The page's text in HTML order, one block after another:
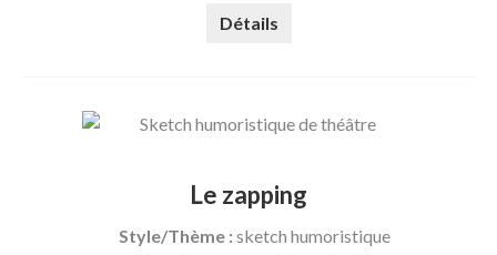
Détails
Le zapping
Style/Thème : sketch humoristique